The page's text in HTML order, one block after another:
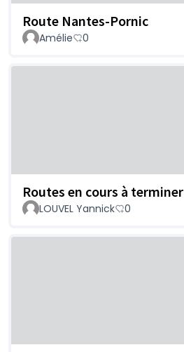
Route Nantes-Pornic
Amélie 0
Routes en cours à terminer
LOUVEL Yannick 0